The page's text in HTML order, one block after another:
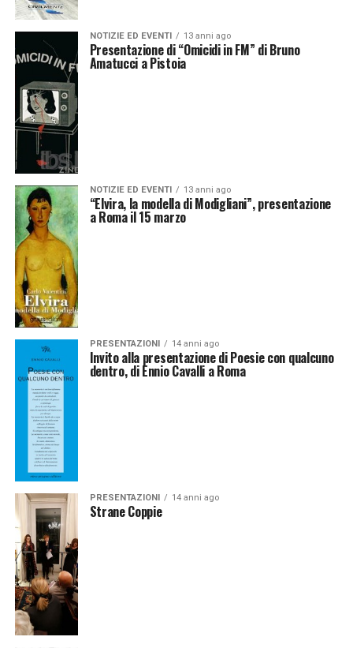
NOTIZIE ED EVENTI 13 anni ago
Presentazione di “Omicidi in FM” di Bruno
Amatucci a Pistoia
NOTIZIE ED EVENTI 13 anni ago
“Elvira, la modella di Modigliani”, presentazione
a Roma il 15 marzo
PRESENTAZIONI 14 anni ago
Invito alla presentazione di Poesie con qualcuno
dentro, di Ennio Cavalli a Roma
PRESENTAZIONI 14 anni ago
Strane Coppie